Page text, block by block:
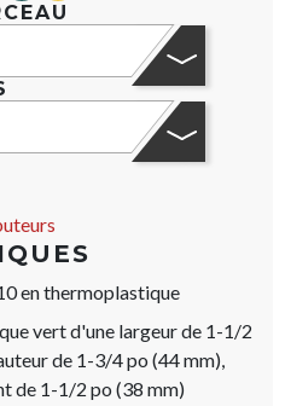
en thermoplastique
vert d'une largeur de 1-1/2
de 1-3/4 po (44 mm),
de 1-1/2 po (38 mm)